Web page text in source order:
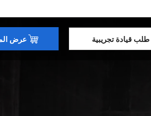
طلب قيادة تجريبية عرض